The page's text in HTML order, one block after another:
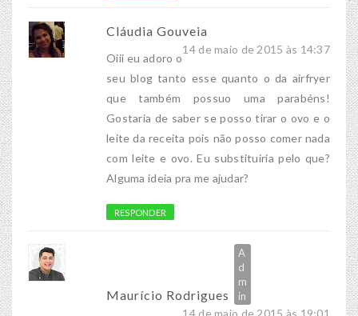
Cláudia Gouveia
14 de maio de 2015 às 14:37
Oiii eu adoro o
seu blog tanto esse quanto o da airfryer
que também possuo uma parabéns!
Gostaria de saber se posso tirar o ovo e o
leite da receita pois não posso comer nada
com leite e ovo. Eu substituiria pelo que?
Alguma ideia pra me ajudar?
RESPONDER
Maurício Rodrigues